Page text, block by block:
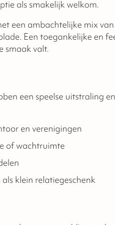
als smakelijk welkom.
een ambachtelijke mix
Een toegankelijke en
smaak valt.
een speelse uitstraling
en verenigingen
of wachtruimte
klein relatiegeschenk